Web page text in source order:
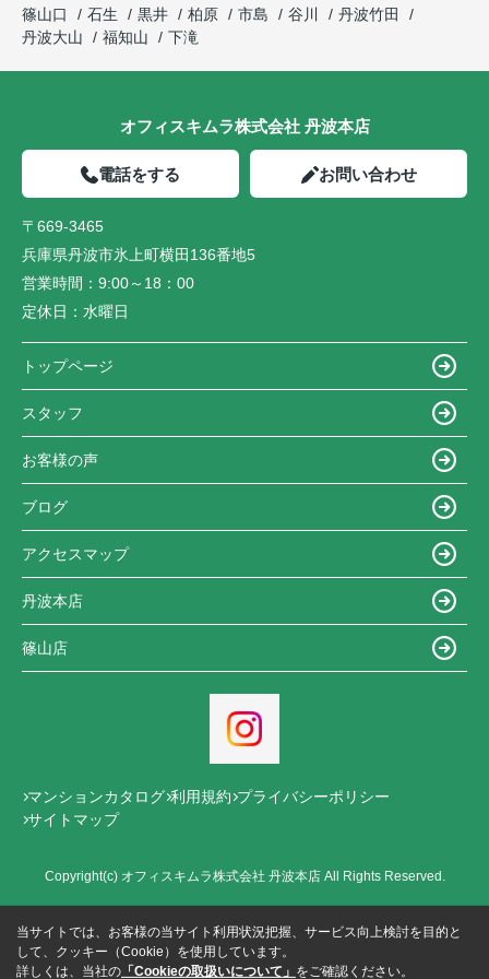
篠山口 石生 黒井 柏原 市島 谷川
丹波竹田
丹波大山
福知山 下滝
オフィスキムラ株式会社 丹波本店
電話をする お問い合わせ
〒669-3465
兵庫県丹波市氷上町横田136番地5
営業時間： 9:00～18：00
定休日： 水曜日
トップページ
スタッフ
お客様の声
ブログ
アクセスマップ
丹波本店
篠山店
マンションカタログ 利用規約 プライバシーポリシー
サイトマップ
Copyright(c) オフィスキムラ株式会社 丹波本店 All Rights Reserved.
当サイトでは、お客様の当サイト利用状況把握、サービス向上検討を目的と
して、クッキー（Cookie）を使用しています。
詳しくは、当社の 「Cookieの取扱いについて」 をご確認ください。